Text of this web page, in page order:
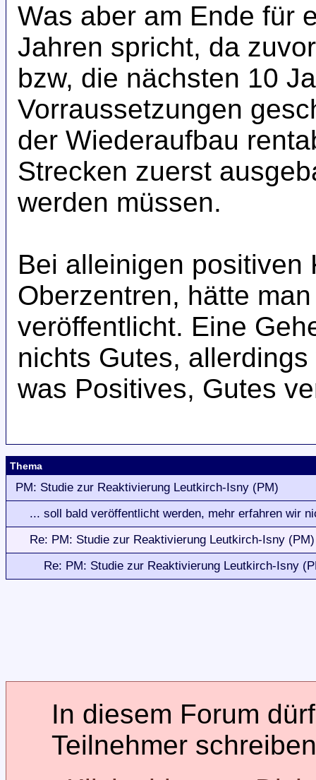
Was aber am Ende für
Jahren spricht, da
bzw, die nächsten 10
Vorraussetzungen
der Wiederaufbau
Strecken zuerst
werden müssen.
Bei alleinigen positiven
Oberzentren, hätte
veröffentlicht. Eine
nichts Gutes,
was Positives, Gutes
Thema
PM: Studie zur Reaktivierung Leutkirch-Isny (PM)
... soll bald veröffentlicht werden, mehr erfahren wir
Re: PM: Studie zur Reaktivierung Leutkirch-Isny (PM)
Re: PM: Studie zur Reaktivierung Leutkirch-Isny
In diesem Forum
Teilnehmer